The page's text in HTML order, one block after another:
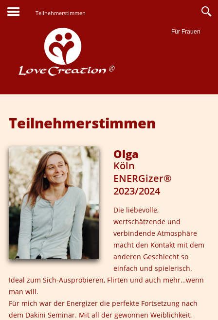
Teilnehmerstimmen
Für Frauen
Suche
Teilnehmerstimmen
Olga
Köln
ENERGizer®
2023/2024
Die liebevolle,
wertschätzende und
verbindende Atmosphäre
macht den Kontakt mit dem
anderen Geschlecht so
einfach und spielerisch.
Ideal zum Sich-Ausprobieren, Flirten und auch mehr…wenn
man will.
Für mich war der Energizer die perfekte Fortsetzung nach
dem Dakini Seminar. Mit all der gewonnen Weiblichkeit,